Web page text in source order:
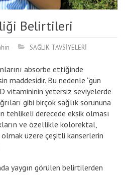
Belirtileri
SAĞLIK TAVSİYELERİ
absorbe ettiğinde
maddesidir. Bu nedenle “gün
vitamininin yetersiz seviyelerde
gibi birçok sağlık sorununa
tehlikeli derecede eksik olması
ve özellikle kolorektal,
üzere çeşitli kanserlerin
yaygın görülen belirtilerden